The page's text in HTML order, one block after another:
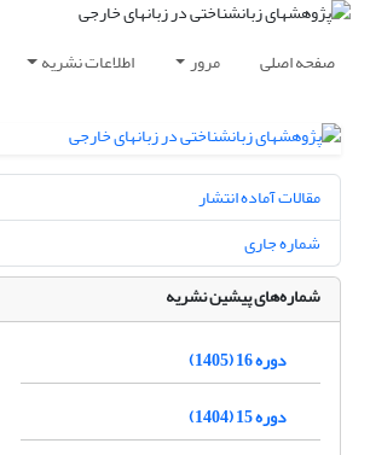
صفحه اصلی مرور اطلاعات نشریه
مقالات آماده انتشار
شماره جاری
شماره‌های پیشین نشریه
دوره 16 (1405)
دوره 15 (1404)